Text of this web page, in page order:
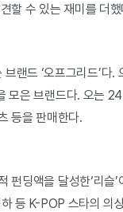
할 수 있는 재미를 더
랜드 ‘오프그리드’다.
모은 브랜드다. 오는
등을 판매한다.
딩액을 달성한‘리슬
등 K-POP 스타의 의